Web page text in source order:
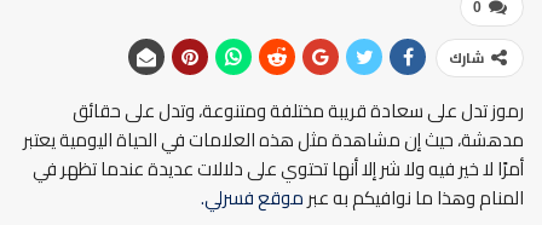
0
شارك
رموز تدل على سعادة قريبة مختلفة ومتنوعة، وتدل على حقائق
مدهشة، حيث إن مشاهدة مثل هذه العلامات في الحياة اليومية يعتبر
أمرًا لا خير فيه ولا شر إلا أنها تحتوي على دلالات عديدة عندما تظهر في
المنام وهذا ما نوافيكم به عبرموقع فسرلي.